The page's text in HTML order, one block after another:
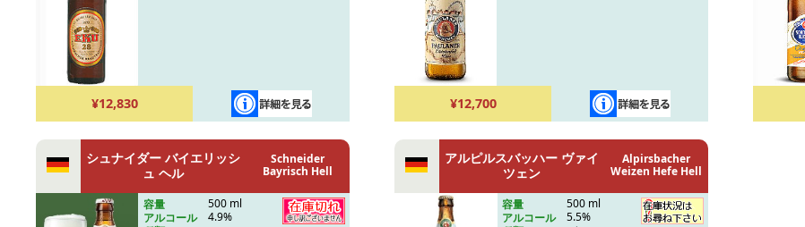
¥12,830 ¥12,700
シュナイダー バイエリッシ
ュ ヘル
Schneider
Bayrisch Hell
容量
500 ml
アルコール
4.9%
アルピルスバッハー ヴァイ
ツェン
Alpirsbacher
Weizen Hefe Hell
容量
500 ml
アルコール
5.5%